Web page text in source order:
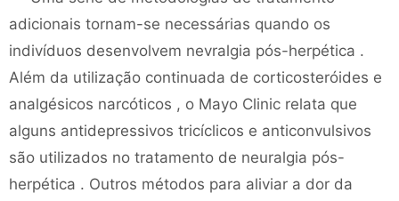
adicionais tornam-se necessárias quando os
indivíduos desenvolvem nevralgia pós-herpética .
Além da utilização continuada de corticosteróides e
analgésicos narcóticos , o Mayo Clinic relata que
alguns antidepressivos tricíclicos e anticonvulsivos
são utilizados no tratamento de neuralgia pós-
herpética . Outros métodos para aliviar a dor da